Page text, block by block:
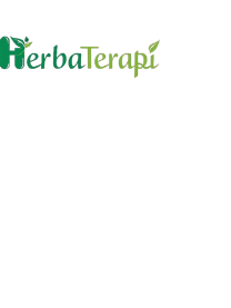
content